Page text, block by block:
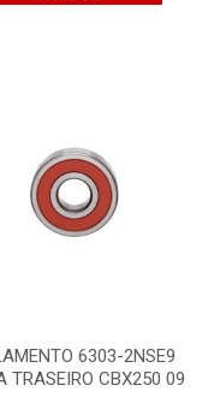
6303-2NSE9
TRASEIRO CBX250 09